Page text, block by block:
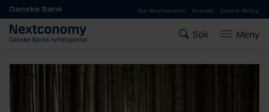
Gå till huvudinnehåll
Om Nextconomy Kontakt Cookie Policy
Sök Meny